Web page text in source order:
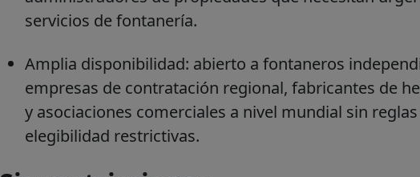
servicios de fontanería.
Amplia disponibilidad: abierto a fontaneros
empresas de contratación regional, fabricantes de
y asociaciones comerciales a nivel mundial sin
elegibilidad restrictivas.